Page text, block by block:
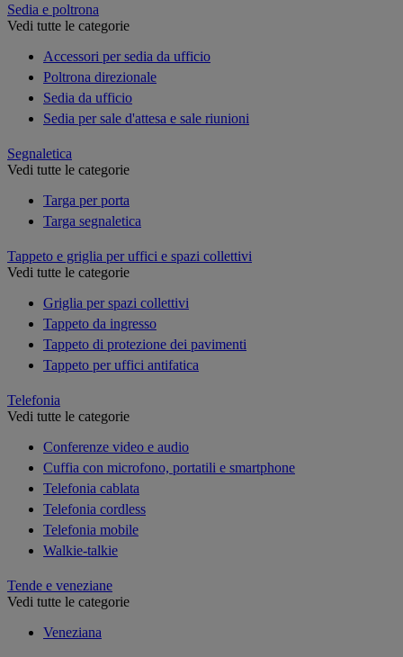
Sedia e poltrona
Vedi tutte le categorie
Accessori per sedia da ufficio
Poltrona direzionale
Sedia da ufficio
Sedia per sale d'attesa e sale riunioni
Segnaletica
Vedi tutte le categorie
Targa per porta
Targa segnaletica
Tappeto e griglia per uffici e spazi collettivi
Vedi tutte le categorie
Griglia per spazi collettivi
Tappeto da ingresso
Tappeto di protezione dei pavimenti
Tappeto per uffici antifatica
Telefonia
Vedi tutte le categorie
Conferenze video e audio
Cuffia con microfono, portatili e smartphone
Telefonia cablata
Telefonia cordless
Telefonia mobile
Walkie-talkie
Tende e veneziane
Vedi tutte le categorie
Veneziana